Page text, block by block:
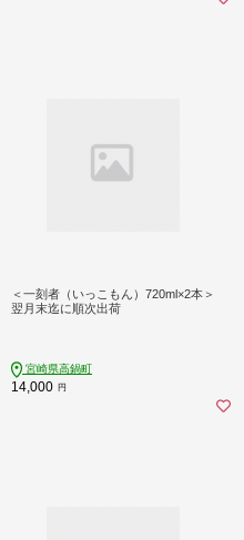
＜一刻者（いっこもん）720ml×2本＞
翌月末迄に順次出荷
宮崎県高鍋町
14,000 円